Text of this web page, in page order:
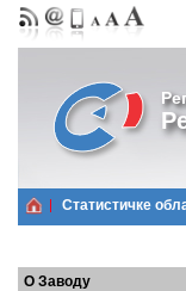
Статистичке
О Заводу